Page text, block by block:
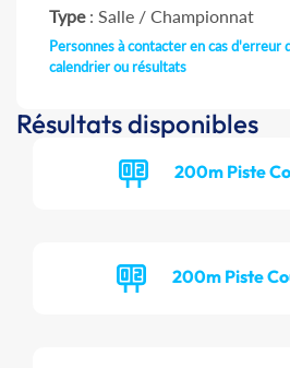
Type: Salle / Championnat
Personnes à contacter en cas d'erreur
calendrier ou résultats
Résultats disponibles
200m Piste
200m Piste